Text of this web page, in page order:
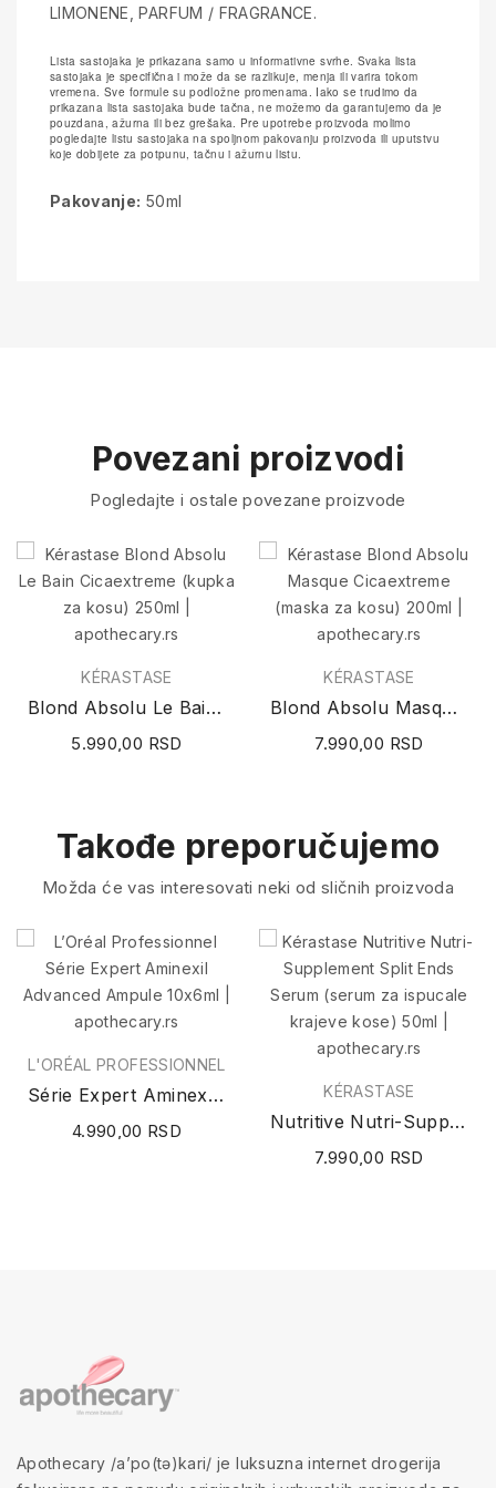
LIMONENE, PARFUM / FRAGRANCE.
Lista sastojaka je prikazana samo u informativne svrhe. Svaka lista
sastojaka je specifična i može da se razlikuje, menja ili varira tokom
vremena. Sve formule su podložne promenama. Iako se trudimo da
prikazana lista sastojaka bude tačna, ne možemo da garantujemo da je
pouzdana, ažurna ili bez grešaka. Pre upotrebe proizvoda molimo
pogledajte listu sastojaka na spoljnom pakovanju proizvoda ili uputstvu
koje dobijete za potpunu, tačnu i ažurnu listu.
Pakovanje: 50ml
Povezani proizvodi
Pogledajte i ostale povezane proizvode
KÉRASTASE
Blond Absolu Le Bain Cicaextreme (kupka za...
5.990,00 RSD
KÉRASTASE
Blond Absolu Masque Cicaextreme (maska za kosu)...
7.990,00 RSD
Takođe preporučujemo
Možda će vas interesovati neki od sličnih proizvoda
L'ORÉAL PROFESSIONNEL
Série Expert Aminexil Advanced Ampule 10x6ml
4.990,00 RSD
KÉRASTASE
Nutritive Nutri-Supplement Split Ends Serum...
7.990,00 RSD
Apothecary /a’po(tə)kari/ je luksuzna internet drogerija